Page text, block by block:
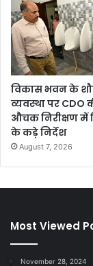
विकास भवन के
व्यवस्था पर CDO
औचक निरीक्षण में
के कड़े निर्देश
August 7, 2026
Most Viewed
November 28, 2024